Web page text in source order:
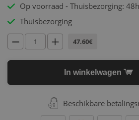
Op voorraad - Thuisbezorging: 48h
Thuisbezorging
47.60€
In winkelwagen
Beschikbare